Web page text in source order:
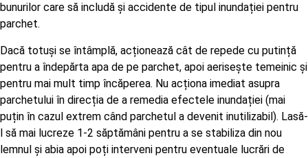
bunurilor care să includă și accidente de tipul inundației pentru
parchet.
Dacă totuși se întâmplă, acționează cât de repede cu putință
pentru a îndepărta apa de pe parchet, apoi aerisește temeinic și
pentru mai mult timp încăperea. Nu acționa imediat asupra
parchetului în direcția de a remedia efectele inundației (mai
puțin în cazul extrem când parchetul a devenit inutilizabil). Lasă-
l să mai lucreze 1-2 săptămâni pentru a se stabiliza din nou
lemnul și abia apoi poți interveni pentru eventuale lucrări de